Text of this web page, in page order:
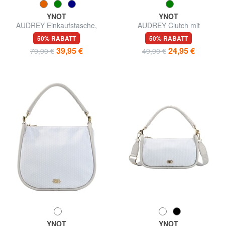
YNOT
AUDREY Einkaufstasche,
Umhängetasche
50% RABATT
79,90 € 39,95 €
YNOT
AUDREY Clutch mit
Handgelenkschlaufe und
Schulterriemen
50% RABATT
49,90 € 24,95 €
YNOT
YNOT